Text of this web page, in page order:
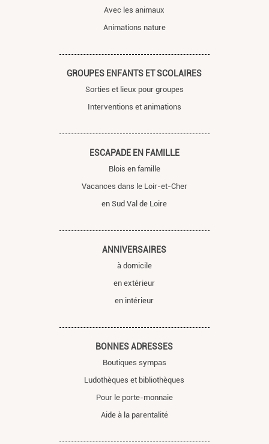
Avec les animaux
Animations nature
GROUPES ENFANTS ET SCOLAIRES
Sorties et lieux pour groupes
Interventions et animations
ESCAPADE EN FAMILLE
Blois en famille
Vacances dans le Loir-et-Cher
en Sud Val de Loire
ANNIVERSAIRES
à domicile
en extérieur
en intérieur
BONNES ADRESSES
Boutiques sympas
Ludothèques et bibliothèques
Pour le porte-monnaie
Aide à la parentalité